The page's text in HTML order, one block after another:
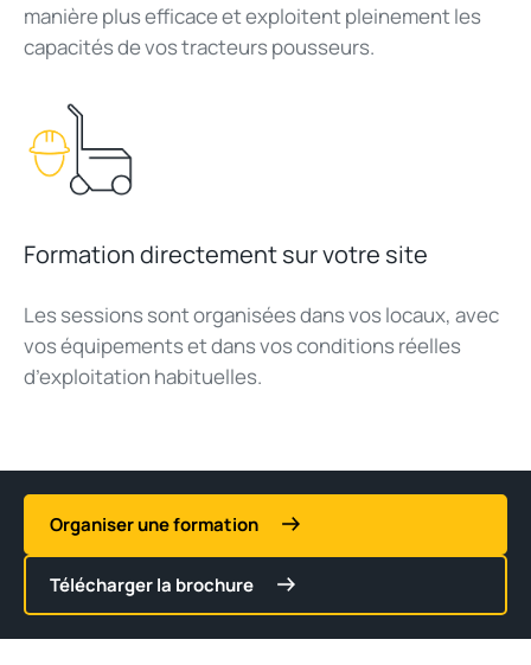
manière plus efficace et exploitent pleinement les
capacités de vos tracteurs pousseurs.
Formation directement sur votre site
Les sessions sont organisées dans vos locaux, avec
vos équipements et dans vos conditions réelles
d’exploitation habituelles.
Organiser une formation
Télécharger la brochure